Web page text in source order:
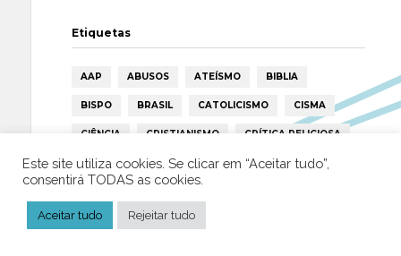
Etiquetas
AAP ABUSOS ATEÍSMO BIBLIA
BISPO BRASIL CATOLICISMO CISMA
CIÊNCIA CRISTIANISMO CRÍTICA RELIGIOSA
DEUS DIREITOS HUMANOS EFEMÉRIDE
FÁTIMA HISTÓRIA
Este site utiliza cookies. Se clicar em “Aceitar tudo”,
consentirá TODAS as cookies.
Aceitar tudo Rejeitar tudo